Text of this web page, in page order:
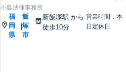
小島法律事務所
福
岡
県
|
飯
塚
市
新飯塚駅 から
徒歩10分
営業時間：本
日定休日